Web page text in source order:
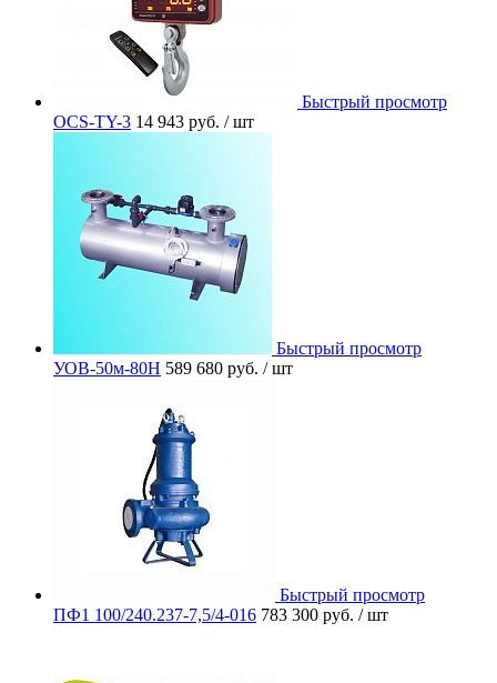
Быстрый просмотр
OCS-TY-3 14 943 руб. / шт
Быстрый просмотр
УОВ-50м-80Н 589 680 руб. / шт
Быстрый просмотр
ПФ1 100/240.237-7,5/4-016 783 300 руб. / шт